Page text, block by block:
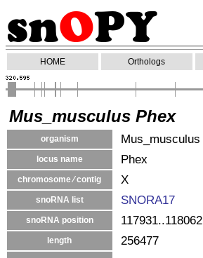
HOME Orthologs
Mus_musculus Phex
organism Mus_musculus
locus name Phex
chromosome ⁄ contig X
snoRNA list SNORA17
snoRNA position 117931..118062
length 256477